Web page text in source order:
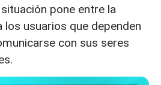
pone entre la
los usuarios que dependen
con sus seres